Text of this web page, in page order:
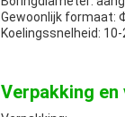
Gewoonlijk
Koelingssnelheid:
Verpakking en